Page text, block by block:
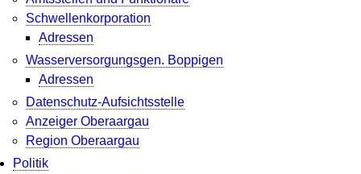
Schwellenkorporation
Adressen
Wasserversorgungsgen. Boppigen
Adressen
Datenschutz-Aufsichtsstelle
Anzeiger Oberaargau
Region Oberaargau
Politik